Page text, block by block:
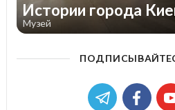
Истории города
Музей